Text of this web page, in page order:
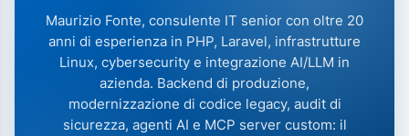
Maurizio Fonte, consulente IT senior con oltre 20
anni di esperienza in PHP, Laravel, infrastrutture
Linux, cybersecurity e integrazione AI/LLM in
azienda. Backend di produzione,
modernizzazione di codice legacy, audit di
sicurezza, agenti AI e MCP server custom: il